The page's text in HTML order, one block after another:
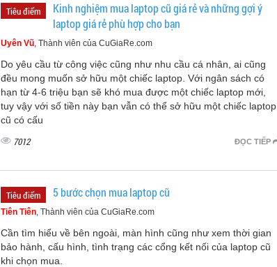
Tiêu điểm
Kinh nghiệm mua laptop cũ giá rẻ và những gợi ý
laptop giá rẻ phù hợp cho bạn
Uyên Vũ, Thành viên của CuGiaRe.com
Do yêu cầu từ công việc cũng như nhu cầu cá nhân, ai cũng
đều mong muốn sở hữu một chiếc laptop. Với ngân sách có
hạn từ 4-6 triệu bạn sẽ khó mua được một chiếc laptop mới,
tuy vậy với số tiền này bạn vẫn có thể sở hữu một chiếc laptop
cũ có cấu
ĐỌC TIẾP
7012
Tiêu điểm 5 bước chọn mua laptop cũ
Tiên Tiên, Thành viên của CuGiaRe.com
Cần tìm hiểu về bên ngoài, màn hình cũng như xem thời gian
bảo hành, cấu hình, tình trạng các cổng kết nối của laptop cũ
khi chọn mua.